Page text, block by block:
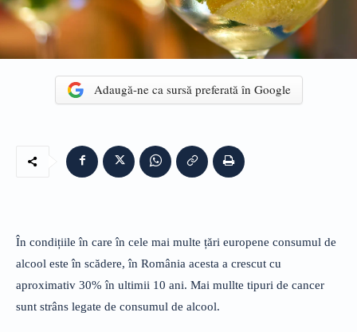
Adaugă-ne ca sursă preferată în Google
În condițiile în care în cele mai multe țări europene consumul de
alcool este în scădere, în România acesta a crescut cu
aproximativ 30% în ultimii 10 ani. Mai mullte tipuri de cancer
sunt strâns legate de consumul de alcool.